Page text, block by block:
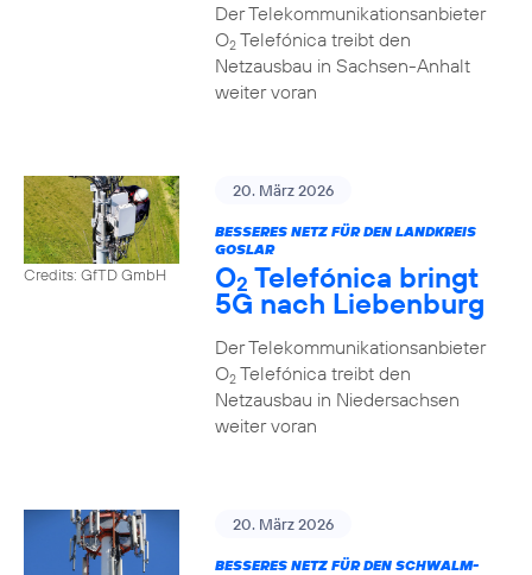
Der Telekommunikationsanbieter
O2Telefónica treibt den
Netzausbau in Sachsen-Anhalt
weiter voran
Credits: GfTD GmbH
20. März 2026
BESSERES NETZ FÜR DEN LANDKREIS
GOSLAR
O2 Telefónica bringt
5G nach Liebenburg
Der Telekommunikationsanbieter
O2Telefónica treibt den
Netzausbau in Niedersachsen
weiter voran
20. März 2026
BESSERES NETZ FÜR DEN SCHWALM-